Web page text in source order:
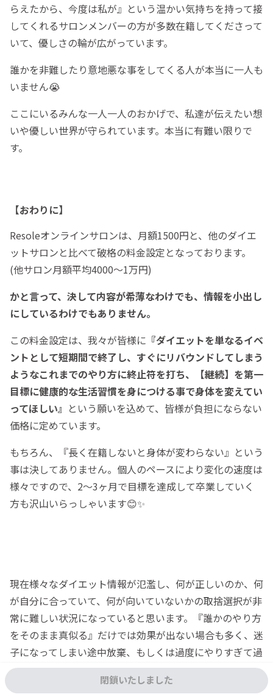
閉鎖いたしました
らえたから、今度は私が』という温かい気持ちを持って接
してくれるサロンメンバーの方が多数在籍してくださって
いて、優しさの輪が広がっています。
誰かを非難したり意地悪な事をしてくる人が本当に一人も
いません😭
ここにいるみんな一人一人のおかげで、私達が伝えたい想
いや優しい世界が守られています。本当に有難い限りで
す。
【おわりに】
Resoleオンラインサロンは、月額1500円と、他のダイエ
ットサロンと比べて破格の料金設定となっております。
(他サロン月額平均4000〜1万円)
かと言って、決して内容が希薄なわけでも、情報を小出し
にしているわけでもありません。
この料金設定は、我々が皆様に 『ダイエットを単なるイベ
ントとして短期間で終了し、すぐにリバウンドしてしまう
ようなこれまでのやり方に終止符を打ち、【継続】を第一
目標に健康的な生活習慣を身につける事で身体を変えてい
ってほしい』 という願いを込めて、皆様が負担にならない
価格に定めています。
もちろん、『長く在籍しないと身体が変わらない』という
事は決してありません。個人のペースにより変化の速度は
様々ですので、2〜3ヶ月で目標を達成して卒業していく
方も沢山いらっしゃいます😊✨
現在様々なダイエット情報が氾濫し、何が正しいのか、何
が自分に合っていて、何が向いていないかの取捨選択が非
常に難しい状況になっていると思います。『誰かのやり方
をそのまま真似る』だけでは効果が出ない場合も多く、迷
子になってしまい途中放棄、もしくは過度にやりすぎて過
食衝動が起きてしまったり、心も身体も不健康になってし
まうようなやり方をしている方も沢山います。